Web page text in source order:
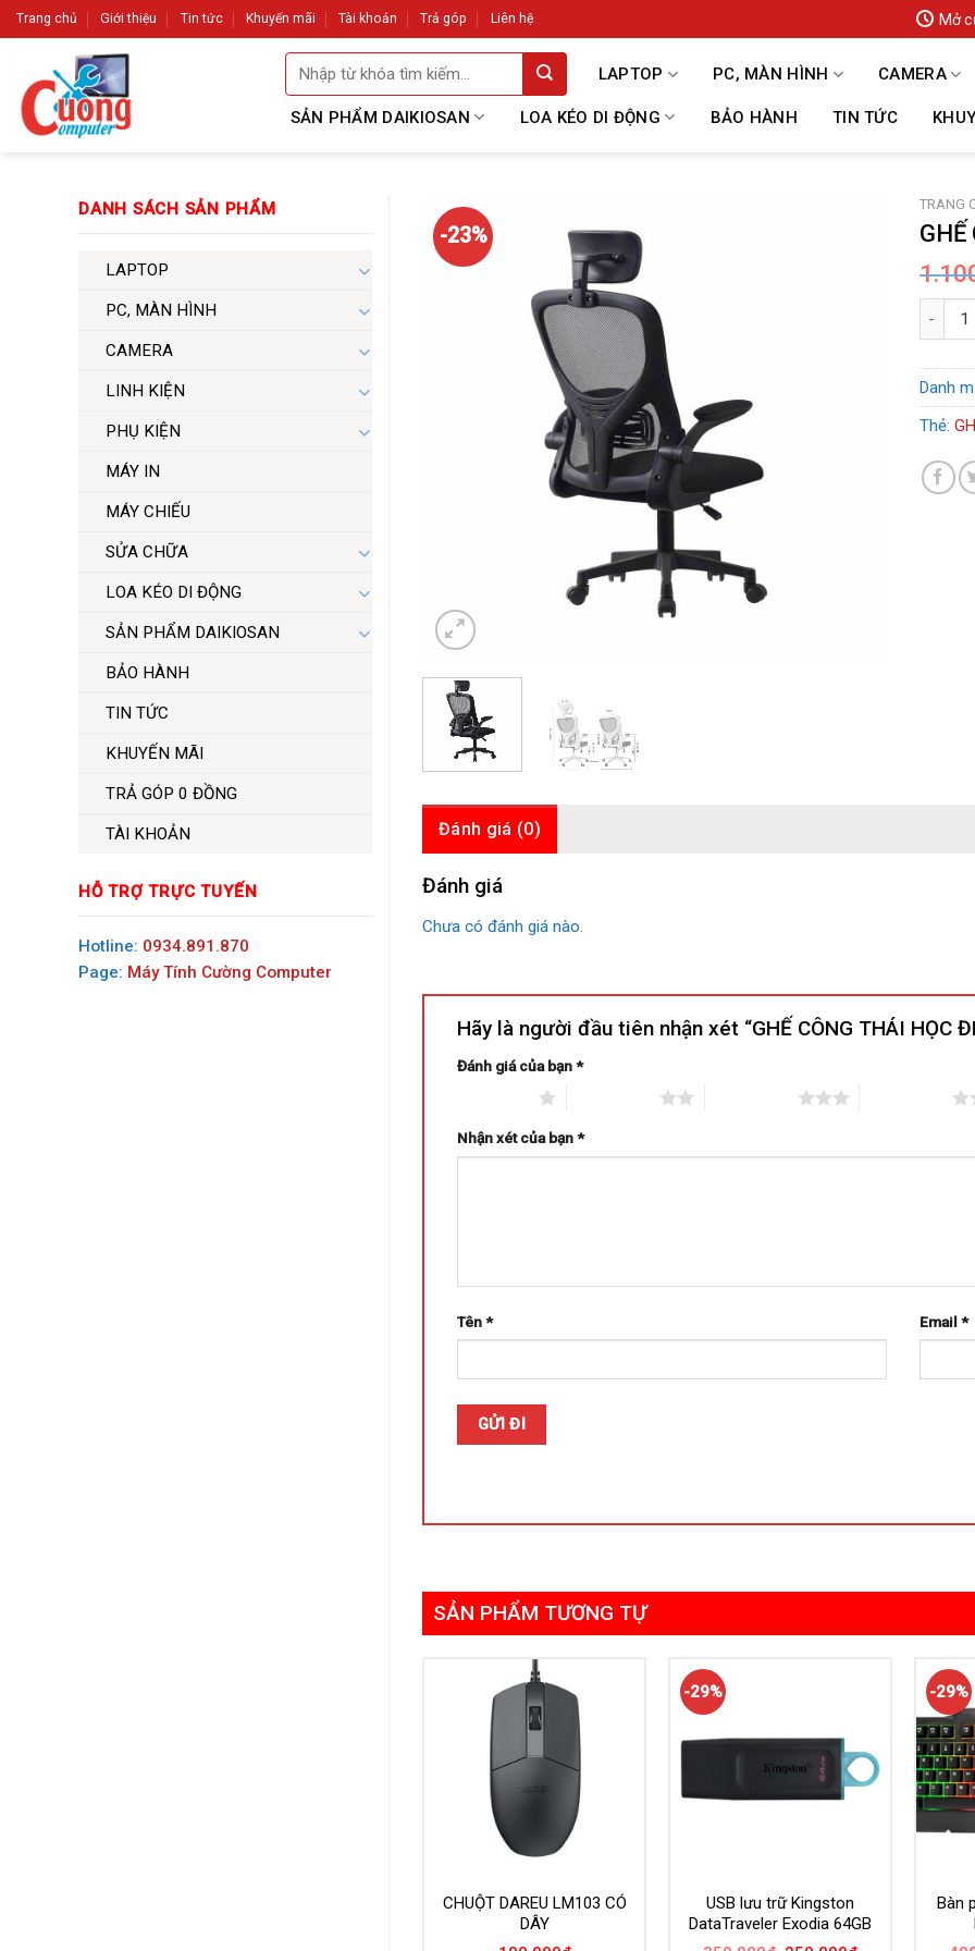
Skip
to
Trang chủ Giới thiệu Tin tức Khuyến mãi Tài khoản Trả góp Liên hệ Mở
Tìm
kiếm:
LAPTOP PC, MÀN HÌNH CAMERA
SẢN PHẨM DAIKIOSAN LOA KÉO DI ĐỘNG BẢO HÀNH TIN TỨC
DANH SÁCH SẢN PHẨM
LAPTOP
PC, MÀN HÌNH
CAMERA
LINH KIỆN
PHỤ KIỆN
MÁY IN
MÁY CHIẾU
SỬA CHỮA
LOA KÉO DI ĐỘNG
SẢN PHẨM DAIKIOSAN
BẢO HÀNH
TIN TỨC
KHUYẾN MÃI
TRẢ GÓP 0 ĐỒNG
TÀI KHOẢN
HỖ TRỢ TRỰC TUYẾN
Hotline: 0934.891.870
Page: Máy Tính Cường Computer
-23%
TRANG
GHẾ
GHẾ
Danh
Thẻ:
Đánh giá (0)
Đánh giá
Chưa có đánh giá nào.
Hãy là người đầu tiên nhận xét “GHẾ CÔNG THÁI HỌC
Đánh giá của bạn*
Nhận xét của bạn*
Tên* Email *
SẢN PHẨM TƯƠNG TỰ
CHUỘT DAREU LM103 CÓ
DÂY
-29%
USB lưu trữ Kingston
DataTraveler Exodia 64GB
-29%
Bàn